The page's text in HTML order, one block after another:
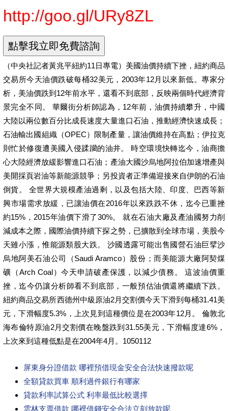
http://goo.gl/URy8ZL
（中央社記者黃兆平紐約11日專電）美國油價持續下挫，紐約商品
交易所今天油價跌破每桶32美元，2003年12月以來新低。專家分
析，美油價跌到12年前水平，還看不到底部，反映兩個時代經濟背
景完全不同。 華爾街分析師認為，12年前，油價持續攀升，中國
大陸以兩位數百分比成長速度大量進口石油，推動經濟快速成長；
石油輸出國組織（OPEC）限制產量，讓油價維持在高點；伊拉克
則忙於修復遭美國入侵蹂躪的油井。 時空環境快轉迄今，油商擔
心大陸經濟放緩影響進口石油；產油大國沙烏地阿拉伯加速增產與
美開採頁岩油等新能源競爭；另投資者正準備迎接來自伊朗的石油
倒貨。 全世界大規模產油過剩，以及包括大陸、印度、巴西等新
興市場需求放緩，已讓油價在2016年以來跌跌不休，迄今已重挫
約15%，2015年油價下滑了30%。 就在石油大廠及產油國努力削
減成本之際，國際油價持續下探之勢，已擴散到全球市場，美股今
天雖小漲，惟能源類股大跌。 沙國透露可能出售國營石油巨擘沙
烏地阿美石油公司（Saudi Aramco）股份；而美能源大廠阿契煤
礦（Arch Coal）今天申請破產保護，以減少債務。 這波油價重
挫，迄今仍讓分析師看不到底部，一般預估油價還將繼續下跌。
紐約商品交易所西德州中級原油2月交割價今天下滑到每桶31.41美
元，下滑幅度5.3%，上次見到這種價位是在2003年12月。 倫敦北
海布倫特原油2月交割價在晚盤跌到31.55美元，下滑幅度達6%，
上次來到這種低點是在2004年4月。1050112
屏東身分證借款 哪裡預借現金安全合法快速撥款呢
全額貸款買車 順利過件銀行有哪家
貸款利率試算公式 利率最低比較選擇
雲林支票借款 哪裡借錢安全合法立刻放款呢